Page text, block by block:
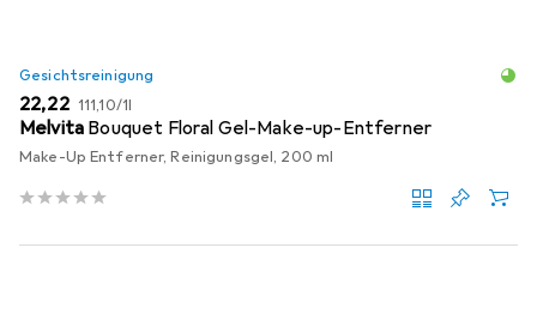
Gesichtsreinigung
EUR
22,22 EUR
111,10/1l
Melvita Bouquet Floral Gel-Make-up-Entferner
Make-Up Entferner, Reinigungsgel, 200 ml